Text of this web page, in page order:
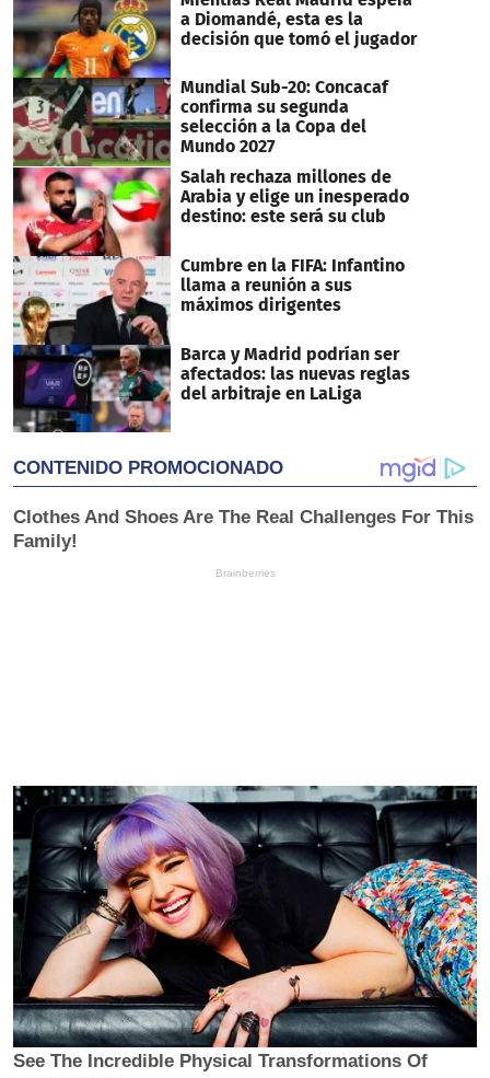
seconds
a Diomandé, esta es la
decisión que tomó el jugador
Mundial Sub-20: Concacaf
confirma su segunda
selección a la Copa del
Mundo 2027
Salah rechaza millones de
Arabia y elige un inesperado
destino: este será su club
Cumbre en la FIFA: Infantino
llama a reunión a sus
máximos dirigentes
Barca y Madrid podrían ser
afectados: las nuevas reglas
del arbitraje en LaLiga